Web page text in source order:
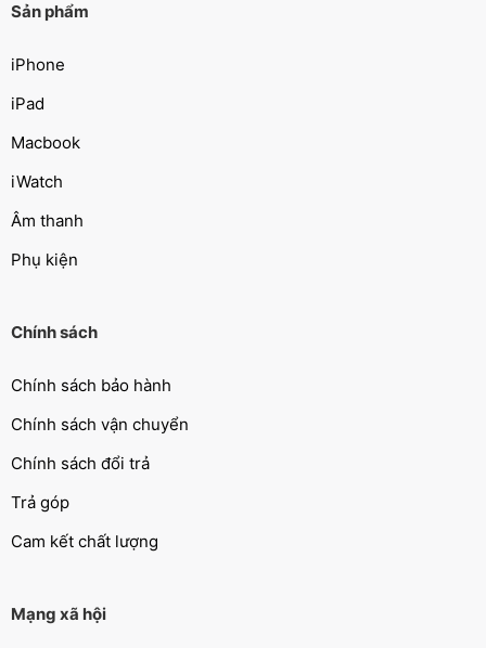
Sản phẩm
iPhone
iPad
Macbook
iWatch
Âm thanh
Phụ kiện
Chính sách
Chính sách bảo hành
Chính sách vận chuyển
Chính sách đổi trả
Trả góp
Cam kết chất lượng
Mạng xã hội